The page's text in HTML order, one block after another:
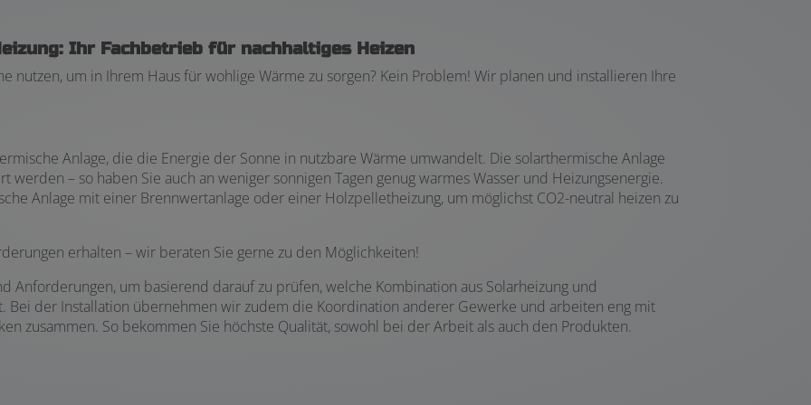
Ihr Fachbetrieb für nachhaltiges Heizen
nutzen, um in Ihrem Haus für wohlige Wärme zu sorgen? Kein Problem! Wir planen und installieren Ihre
Anlage, die die Energie der Sonne in nutzbare Wärme umwandelt. Die solarthermische Anlage
werden – so haben Sie auch an weniger sonnigen Tagen genug warmes Wasser und Heizungsenergie.
Anlage mit einer Brennwertanlage oder einer Holzpelletheizung, um möglichst CO2-neutral heizen zu
erhalten – wir beraten Sie gerne zu den Möglichkeiten!
Anforderungen, um basierend darauf zu prüfen, welche Kombination aus Solarheizung und
Bei der Installation übernehmen wir zudem die Koordination anderer Gewerke und arbeiten eng mit
zusammen. So bekommen Sie höchste Qualität, sowohl bei der Arbeit als auch den Produkten.